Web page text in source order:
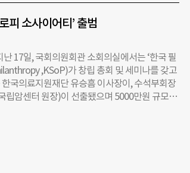
피 소사이어티’ 출범
17일, 국회의원회관 소회의실에서는 ‘한국 필
,KSoP)가 창립 총회 및 세미나를 갖고
국의료지원재단 유승흠 이사장이, 수석부회장
립암센터 원장)이 선출됐으며 5000만원 규모의